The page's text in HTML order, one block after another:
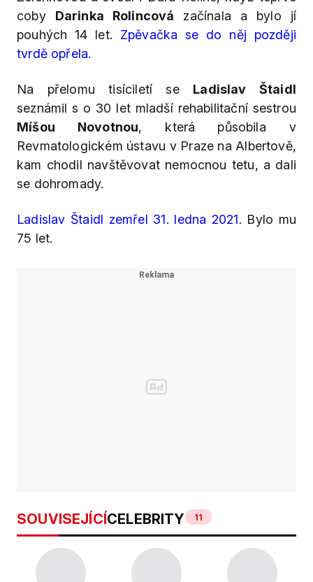
coby Darinka Rolincová začínala a bylo jí
pouhých 14 let. Zpěvačka se do něj později
tvrdě opřela.
Na přelomu tisíciletí se Ladislav Štaidl
seznámil s o 30 let mladší rehabilitační sestrou
Míšou Novotnou, která
působila v
Revmatologickém ústavu v Praze na Albertově,
kam chodil navštěvovat nemocnou tetu, a dali
se dohromady.
Ladislav Štaidl zemřel 31. ledna 2021. Bylo mu
75 let.
SOUVISEJÍCÍCELEBRITY 11